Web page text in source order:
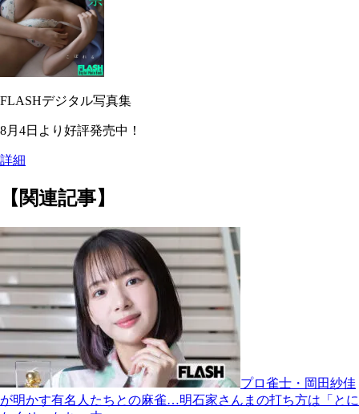
FLASHデジタル写真集
8月4日より好評発売中！
詳細
【関連記事】
プロ雀士・岡田紗佳
が明かす有名人たちとの麻雀…明石家さんまの打ち方は「とに